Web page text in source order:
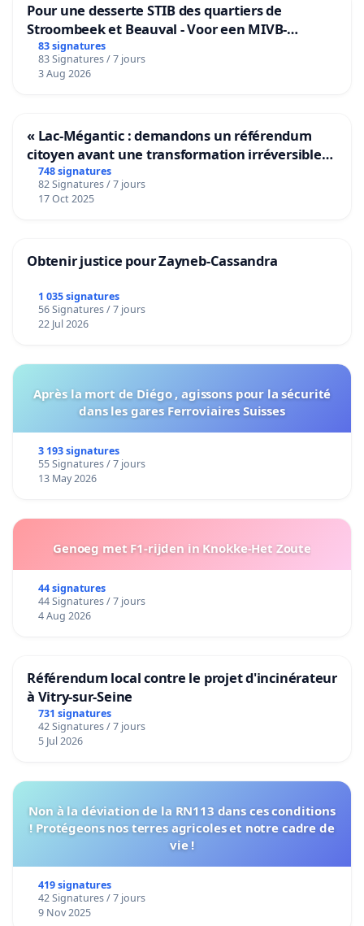
Pour une desserte STIB des quartiers de
Stroombeek et Beauval - Voor een MIVB-
bediening van de wijken Strombeek en Het
Voor
83 signatures
83 Signatures / 7 jours
3 Aug 2026
« Lac-Mégantic : demandons un référendum
citoyen avant une transformation irréversible
de notre territoire »
748 signatures
82 Signatures / 7 jours
17 Oct 2025
Obtenir justice pour Zayneb-Cassandra
1 035 signatures
56 Signatures / 7 jours
22 Jul 2026
Après la mort de Diégo , agissons pour la sécurité
dans les gares Ferroviaires Suisses
3 193 signatures
55 Signatures / 7 jours
13 May 2026
Genoeg met F1-rijden in Knokke-Het Zoute
44 signatures
44 Signatures / 7 jours
4 Aug 2026
Référendum local contre le projet d'incinérateur
à Vitry-sur-Seine
731 signatures
42 Signatures / 7 jours
5 Jul 2026
Non à la déviation de la RN113 dans ces conditions
! Protégeons nos terres agricoles et notre cadre de
vie !
419 signatures
42 Signatures / 7 jours
9 Nov 2025